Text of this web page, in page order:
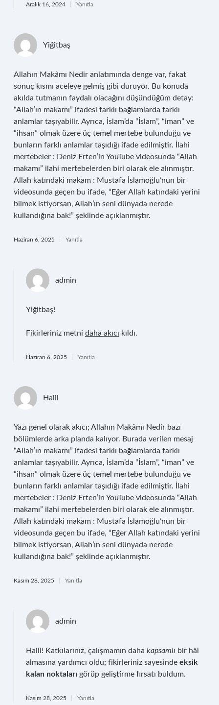
Aralık 16, 2024 Yanıtla
Yiğitbaş
Allahın Makâmı Nedir anlatımında denge var, fakat
sonuç kısmı aceleye gelmiş gibi duruyor. Bu konuda
akılda tutmanın faydalı olacağını düşündüğüm detay:
“Allah’ın makamı” ifadesi farklı bağlamlarda farklı
anlamlar taşıyabilir. Ayrıca, İslam’da “İslam”, “iman” ve
“ihsan” olmak üzere üç temel mertebe bulunduğu ve
bunların farklı anlamlar taşıdığı ifade edilmiştir. İlahi
mertebeler : Deniz Erten’in YouTube videosunda “Allah
makamı” ilahi mertebelerden biri olarak ele alınmıştır.
Allah katındaki makam : Mustafa İslamoğlu’nun bir
videosunda geçen bu ifade, “Eğer Allah katındaki yerini
bilmek istiyorsan, Allah’ın seni dünyada nerede
kullandığına bak!” şeklinde açıklanmıştır.
Haziran 6, 2025 Yanıtla
admin
Yiğitbaş!
Fikirleriniz metni daha akıcı kıldı.
Haziran 6, 2025 Yanıtla
Halil
Yazı genel olarak akıcı; Allahın Makâmı Nedir bazı
bölümlerde arka planda kalıyor. Burada verilen mesaj
“Allah’ın makamı” ifadesi farklı bağlamlarda farklı
anlamlar taşıyabilir. Ayrıca, İslam’da “İslam”, “iman” ve
“ihsan” olmak üzere üç temel mertebe bulunduğu ve
bunların farklı anlamlar taşıdığı ifade edilmiştir. İlahi
mertebeler : Deniz Erten’in YouTube videosunda “Allah
makamı” ilahi mertebelerden biri olarak ele alınmıştır.
Allah katındaki makam : Mustafa İslamoğlu’nun bir
videosunda geçen bu ifade, “Eğer Allah katındaki yerini
bilmek istiyorsan, Allah’ın seni dünyada nerede
kullandığına bak!” şeklinde açıklanmıştır.
Kasım 28, 2025 Yanıtla
admin
Halil! Katkılarınız, çalışmamın daha kapsamlı bir hâl
almasına yardımcı oldu; fikirleriniz sayesinde eksik
kalan noktaları görüp geliştirme fırsatı buldum.
Kasım 28, 2025 Yanıtla